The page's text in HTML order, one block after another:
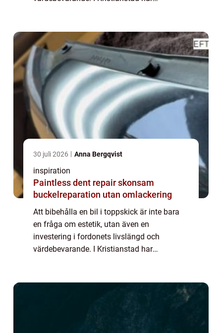
30 juli 2026 Anna Bergqvist
inspiration
Paintless dent repair skonsam
buckelreparation utan omlackering
Att bibehålla en bil i toppskick är inte bara
en fråga om estetik, utan även en
investering i fordonets livslängd och
värdebevarande. I Kristianstad har